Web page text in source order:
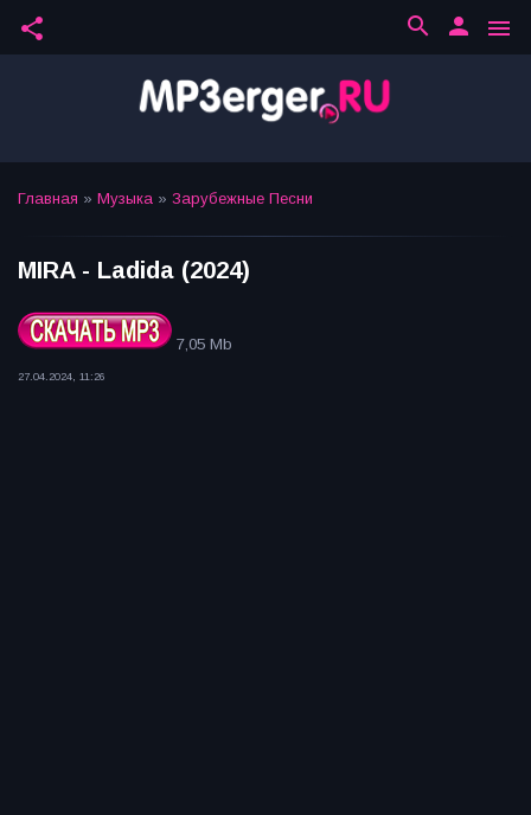
share menu
person
search
Главная » Музыка » Зарубежные Песни
MIRA - Ladida (2024)
7,05 Mb
27.04.2024, 11:26